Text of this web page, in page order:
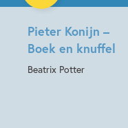
Pieter Konijn –
Boek en knuffel
Beatrix Potter